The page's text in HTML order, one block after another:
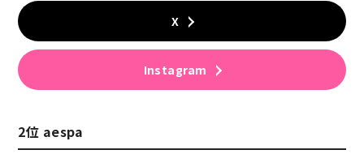
X
Instagram
2位 aespa